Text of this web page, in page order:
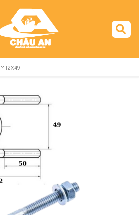
M12X49